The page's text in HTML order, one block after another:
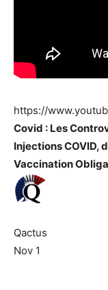
https://
Covid : Les
Injections COVID,
Vaccination
Qactus
Nov 1